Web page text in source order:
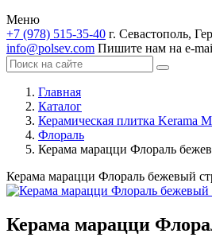
Меню
+7 (978) 515-35-40 г. Севастополь,
info@polsev.com Пишите нам на e-
Главная
Каталог
Керамическая плитка Kerama
Флораль
Керама марацци Флораль
Керама марацци Флораль бежевый
Керама марацци